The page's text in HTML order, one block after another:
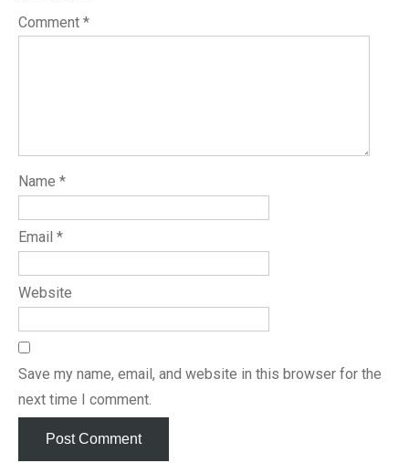
Comment *
Name *
Email *
Website
Save my name, email, and website in this browser for the
next time I comment.